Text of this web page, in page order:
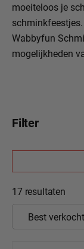
moeiteloos je
Wabbyfun
mogelijkheden
Filter
17 resultaten